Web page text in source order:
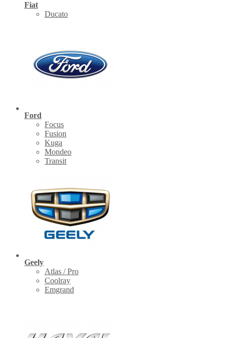
Fiat
Ducato
Ford
Focus
Fusion
Kuga
Mondeo
Transit
Geely
Atlas / Pro
Coolray
Emgrand